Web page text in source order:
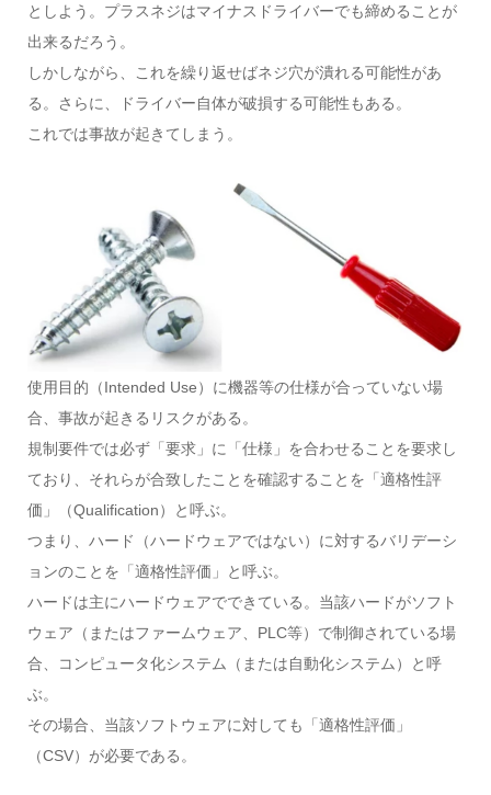
としよう。プラスネジはマイナスドライバーでも締めることが
出来るだろう。
しかしながら、これを繰り返せばネジ穴が潰れる可能性があ
る。さらに、ドライバー自体が破損する可能性もある。
これでは事故が起きてしまう。
使用目的（Intended Use）に機器等の仕様が合っていない場
合、事故が起きるリスクがある。
規制要件では必ず「要求」に「仕様」を合わせることを要求し
ており、それらが合致したことを確認することを「適格性評
価」（Qualification）と呼ぶ。
つまり、ハード（ハードウェアではない）に対するバリデーシ
ョンのことを「適格性評価」と呼ぶ。
ハードは主にハードウェアでできている。当該ハードがソフト
ウェア（またはファームウェア、PLC等）で制御されている場
合、コンピュータ化システム（または自動化システム）と呼
ぶ。
その場合、当該ソフトウェアに対しても「適格性評価」
（CSV）が必要である。